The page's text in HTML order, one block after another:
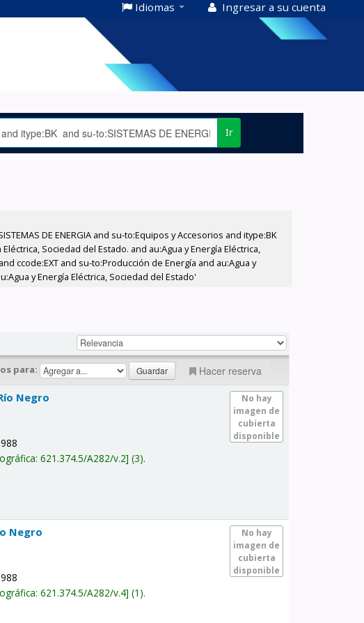
Idiomas Ingresar a su cuenta
Ir
DE ENERGIA and su-to:Equipos y Accesorios and itype:BK
Sociedad del Estado. and au:Agua y Energía Eléctrica,
ccode:EXT and su-to:Producción de Energía and au:Agua y
y Energía Eléctrica, Sociedad del Estado'
para: Hacer reserva
No hay
imagen de
cubierta
disponible
Negro
621.374.5/A282/v.2 (3).
No hay
imagen de
cubierta
disponible
Negro
621.374.5/A282/v.4 (1).